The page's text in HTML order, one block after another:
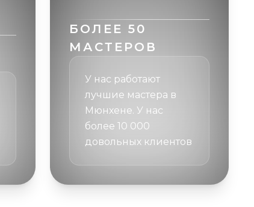
БОЛЕЕ 50
МАСТЕРОВ
У нас работают
лучшие мастера в
Мюнхене. У нас
более 10 000
довольных клиентов